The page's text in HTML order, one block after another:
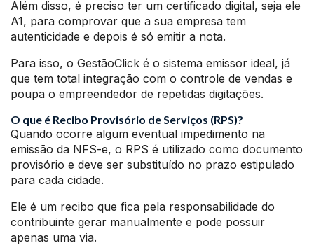
Além disso, é preciso ter um certificado digital, seja ele
A1, para comprovar que a sua empresa tem
autenticidade e depois é só emitir a nota.
Para isso, o GestãoClick é o sistema emissor ideal, já
que tem total integração com o controle de vendas e
poupa o empreendedor de repetidas digitações.
O que é Recibo Provisório de Serviços (RPS)?
Quando ocorre algum eventual impedimento na
emissão da NFS-e, o RPS é utilizado como documento
provisório e deve ser substituído no prazo estipulado
para cada cidade.
Ele é um recibo que fica pela responsabilidade do
contribuinte gerar manualmente e pode possuir
apenas uma via.